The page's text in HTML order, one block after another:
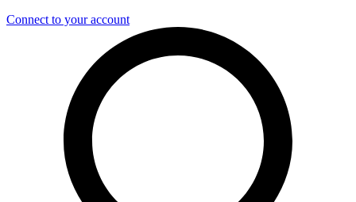
Connect to your account